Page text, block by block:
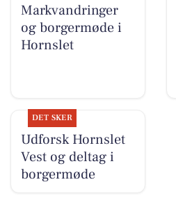
Markvandringer
og borgermøde i
Hornslet
DET SKER
Udforsk Hornslet
Vest og deltag i
borgermøde